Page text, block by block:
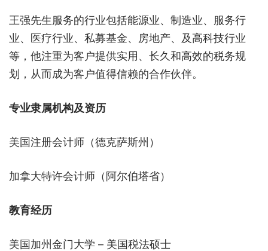
王强先生服务的行业包括能源业、制造业、服务行
业、医疗行业、私募基金、房地产、及高科技行业
等，他注重为客户提供实用、长久和高效的税务规
划，从而成为客户值得信赖的合作伙伴。
专业隶属机构及资历
美国注册会计师（德克萨斯州）
加拿大特许会计师（阿尔伯塔省）
教育经历
美国加州金门大学 – 美国税法硕士